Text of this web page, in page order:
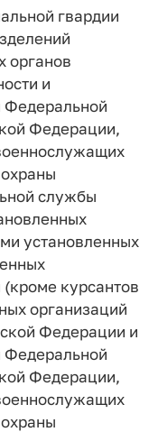
гвардии
органов
и
Федеральной
Федерации,
службы
установленных
курсантов
организаций
Федерации и
Федеральной
Федерации,